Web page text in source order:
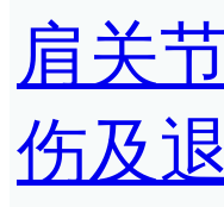
肩关
伤及